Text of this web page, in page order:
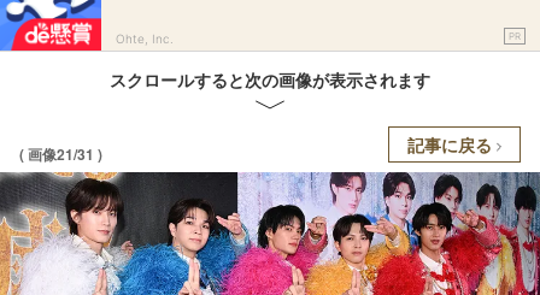
Ohte, Inc. PR
スクロールすると次の画像が表示されます
( 画像21/31 ) 記事に戻る